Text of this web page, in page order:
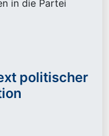
in die Partei
politischer